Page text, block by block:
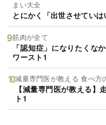
まい大全
とにかく「出世させてい
筋肉が全て
「認知症」になりたくな
ワースト1
減量専門医が教える 食べ方
【減量専門医が教える】
ト1